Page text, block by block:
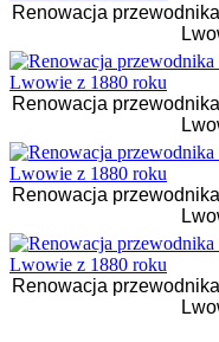
Renowacja
Renowacja
Renowacja
Renowacja